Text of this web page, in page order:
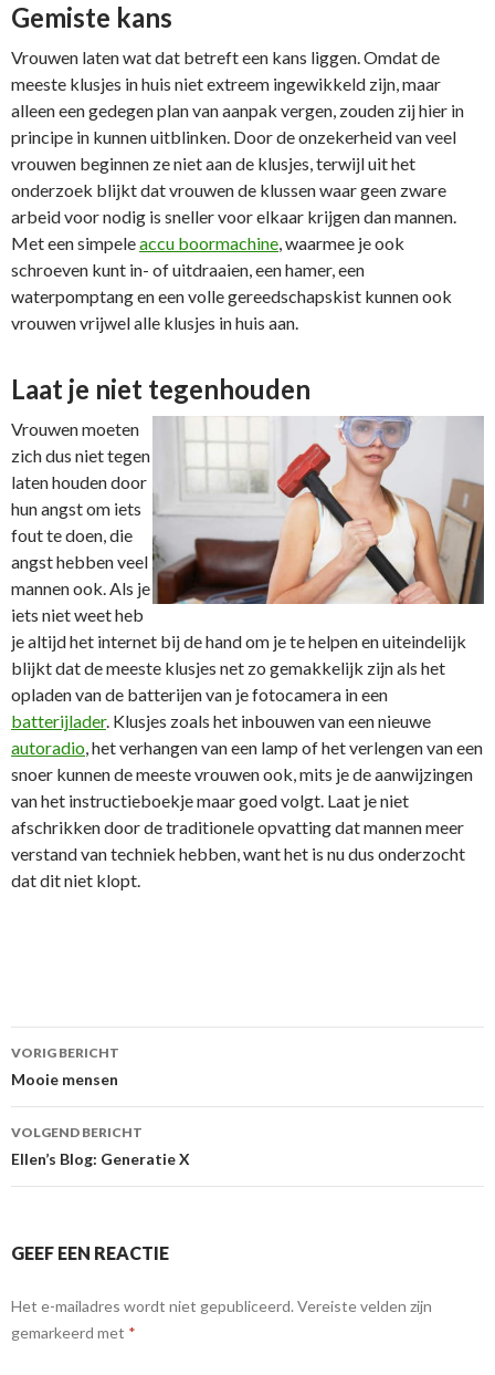
Gemiste kans
Vrouwen laten wat dat betreft een kans liggen. Omdat de
meeste klusjes in huis niet extreem ingewikkeld zijn, maar
alleen een gedegen plan van aanpak vergen, zouden zij hier in
principe in kunnen uitblinken. Door de onzekerheid van veel
vrouwen beginnen ze niet aan de klusjes, terwijl uit het
onderzoek blijkt dat vrouwen de klussen waar geen zware
arbeid voor nodig is sneller voor elkaar krijgen dan mannen.
Met een simpeleaccu boormachine, waarmee je ook
schroeven kunt in- of uitdraaien, een hamer, een
waterpomptang en een volle gereedschapskist kunnen ook
vrouwen vrijwel alle klusjes in huis aan.
Laat je niet tegenhouden
Vrouwen moeten
zich dus niet tegen
laten houden door
hun angst om iets
fout te doen, die
angst hebben veel
mannen ook. Als je
iets niet weet heb
je altijd het internet bij de hand om je te helpen en uiteindelijk
blijkt dat de meeste klusjes net zo gemakkelijk zijn als het
opladen van de batterijen van je fotocamera in een
batterijlader. Klusjes zoals het inbouwen van een nieuwe
autoradio, het verhangen van een lamp of het verlengen van een
snoer kunnen de meeste vrouwen ook, mits je de aanwijzingen
van het instructieboekje maar goed volgt. Laat je niet
afschrikken door de traditionele opvatting dat mannen meer
verstand van techniek hebben, want het is nu dus onderzocht
dat dit niet klopt.
Berichtnavigatie
VORIG BERICHT
Mooie mensen
VOLGEND BERICHT
Ellen’s Blog: Generatie X
GEEF EEN REACTIE
Het e-mailadres wordt niet gepubliceerd. Vereiste velden zijn
gemarkeerd met *